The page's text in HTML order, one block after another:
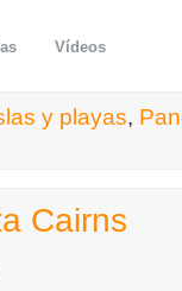
Vídeos
y playas,
Cairns